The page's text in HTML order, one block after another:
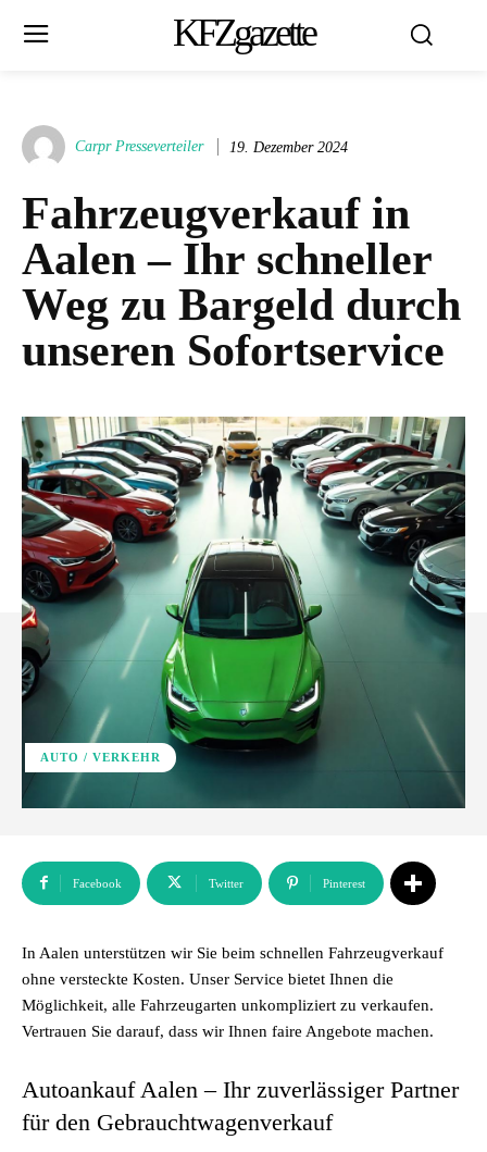
KFZgazette
Carpr Presseverteiler 19. Dezember 2024
Fahrzeugverkauf in
Aalen – Ihr schneller
Weg zu Bargeld durch
unseren Sofortservice
AUTO / VERKEHR
Facebook Twitter Pinterest
In Aalen unterstützen wir Sie beim schnellen Fahrzeugverkauf
ohne versteckte Kosten. Unser Service bietet Ihnen die
Möglichkeit, alle Fahrzeugarten unkompliziert zu verkaufen.
Vertrauen Sie darauf, dass wir Ihnen faire Angebote machen.
Autoankauf Aalen – Ihr zuverlässiger Partner
für den Gebrauchtwagenverkauf